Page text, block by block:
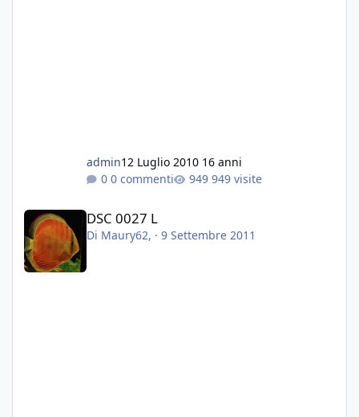
admin12 Luglio 2010 16 anni
0 commenti
949 visite
DSC 0027 L
DSC 0027 L
Di Maury62, · 9 Settembre 2011